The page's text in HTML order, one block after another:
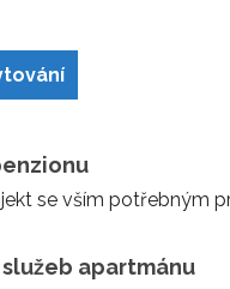
se vším potřebným
apartmánu